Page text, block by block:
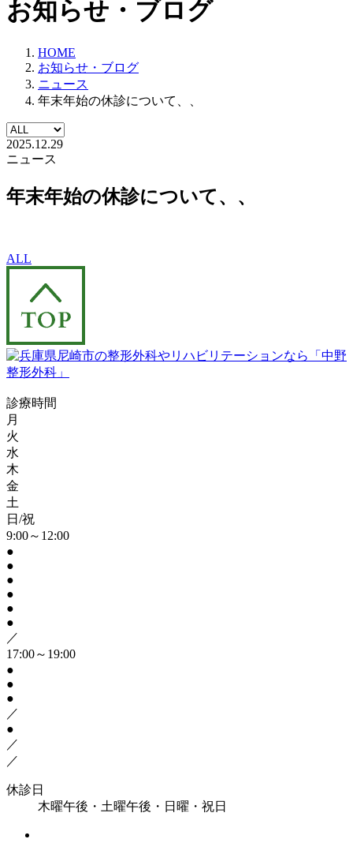
お知らせ・ブログ
HOME
お知らせ・ブログ
ニュース
年末年始の休診について、、
2025.12.29
ニュース
年末年始の休診について、、
ALL
診療時間
月
火
水
木
金
土
日/祝
9:00～12:00
●
●
●
●
●
●
／
17:00～19:00
●
●
●
／
●
／
／
休診日
木曜午後・土曜午後・日曜・祝日